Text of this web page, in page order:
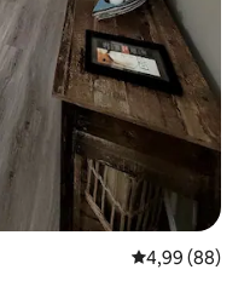
Gemiddelde
4,99 (88)